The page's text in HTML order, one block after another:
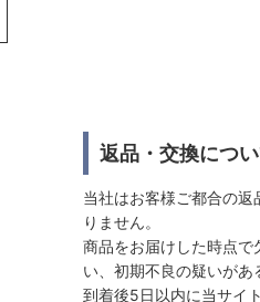
返品・交換につ
当社はお客様ご都合の返
りません。
商品をお届けした時点で
い、初期不良の疑いがあ
到着後5日以内に当サイ